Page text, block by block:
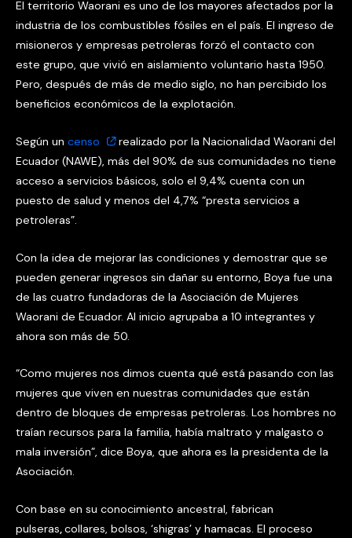
El territorio Waorani es uno de los mayores afectados por la
industria de los combustibles fósiles en el país. El ingreso de
misioneros y empresas petroleras forzó el contacto con
este grupo, que vivió en aislamiento voluntario hasta 1950.
Pero, después de más de medio siglo, no han percibido los
beneficios económicos de la explotación.
Según un censo
realizado por la Nacionalidad Waorani del
Ecuador (NAWE), más del 90% de sus comunidades no tiene
acceso a servicios básicos, solo el 9,4% cuenta con un
puesto de salud y menos del 4,7% “presta servicios a
petroleras”.
Con la idea de mejorar las condiciones y demostrar que se
pueden generar ingresos sin dañar su entorno, Boya fue una
de las cuatro fundadoras de la Asociación de Mujeres
Waorani de Ecuador. Al inicio agrupaba a 10 integrantes y
ahora son más de 50.
“Como mujeres nos dimos cuenta qué está pasando con las
mujeres que viven en nuestras comunidades que están
dentro de bloques de empresas petroleras. Los hombres no
traían recursos para la familia, había maltrato y malgasto o
mala inversión”, dice Boya, que ahora es la presidenta de la
Asociación.
Con base en su conocimiento ancestral, fabrican
pulseras,collares, bolsos, ‘shigras’ y hamacas. El proceso